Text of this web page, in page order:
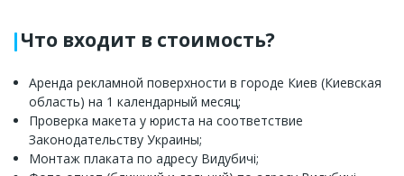
Что входит в стоимость?
Аренда рекламной поверхности в городе Киев (Киевская
область) на 1 календарный месяц;
Проверка макета у юриста на соответствие
Законодательству Украины;
Монтаж плаката по адресу Видубичі;